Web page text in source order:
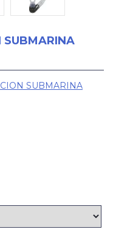
SUBMARINA
SUBMARINA